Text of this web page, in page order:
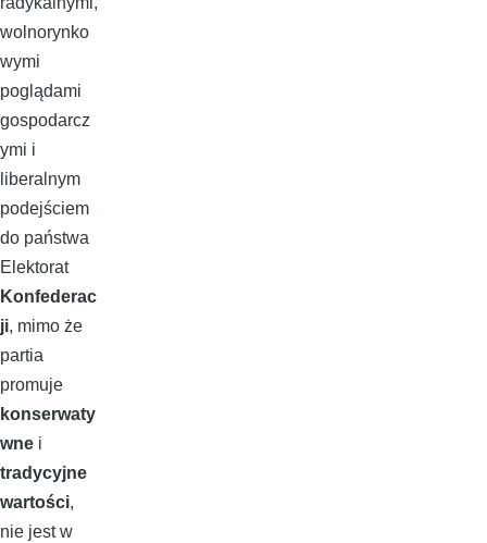
wolnorynko
wymi
poglądami
gospodarcz
ymi i
liberalnym
podejściem
do państwa
Elektorat
Konfederac
ji, mimo że
partia
promuje
konserwaty
wne i
tradycyjne
wartości,
nie jest w